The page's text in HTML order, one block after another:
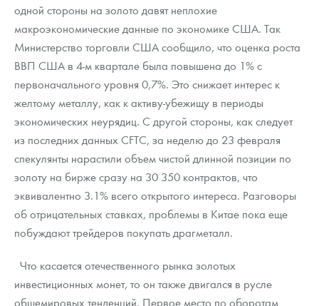
Ювелирные изделия
Русская нумизматика
Наборы подарочных и коллекционных монет
Монеты и жетоны из недрагоценных металлов
Книги по нумизматике
Положение по обработке и защите персональных данных
одной стороны на золото давят неплохие
макроэкономические данные по экономике США. Так
Министерство торговли США сообщило, что оценка роста
ВВП США в 4-м квартале была повышена до 1% с
первоначального уровня 0,7%. Это снижает интерес к
желтому металлу, как к активу-убежищу в периоды
экономических неурядиц. С другой стороны, как следует
из последних данных CFTC, за неделю до 23 февраля
спекулянты нарастили объем чистой длинной позиции по
золоту на бирже сразу на 30 350 контрактов, что
эквивалентно 3.1% всего открытого интереса. Разговоры
об отрицательных ставках, проблемы в Китае пока еще
побуждают трейдеров покупать драгметалл.
Что касается отечественного рынка золотых
инвестиционных монет, то он также двигался в русле
общемировых тенденций. Первое место по оборотам